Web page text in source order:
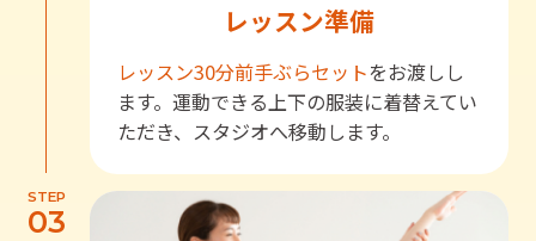
レッスン準備
レッスン30分前手ぶらセットをお渡しし
ます。運動できる上下の服装に着替えてい
ただき、スタジオへ移動します。
STEP
03